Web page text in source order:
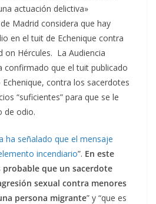
actuación delictiva»
Madrid considera que hay
en el tuit de Echenique contra
on Hércules. La Audiencia
confirmado que el tuit publicado
contra los sacerdotes
“suficientes” para que se le
de odio.
ha señalado que el mensaje
incendiario”. En este
probable que un sacerdote
sexual contra menores
persona migrante” y “que es